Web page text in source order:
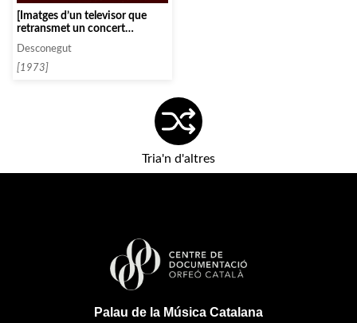
[Imatges d’un televisor que
retransmet un concert
Desconegut
[1973]
Tria'n d'altres
Palau de la Música Catalana